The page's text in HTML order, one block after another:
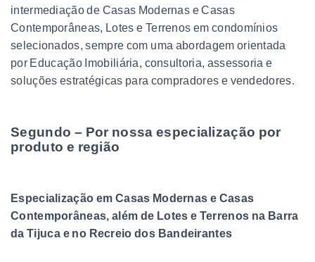
intermediação de Casas Modernas e Casas
Contemporâneas, Lotes e Terrenos em condomínios
selecionados, sempre com uma abordagem orientada
por Educação Imobiliária, consultoria, assessoria e
soluções estratégicas para compradores e vendedores.
Segundo – Por nossa especialização por
produto e região
Especialização em Casas Modernas e Casas
Contemporâneas, além de Lotes e Terrenos na Barra
da Tijuca e no Recreio dos Bandeirantes